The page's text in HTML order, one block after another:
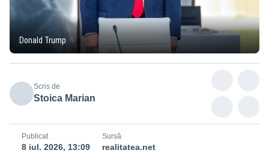
Donald Trump
Scris de
Stoica Marian
Publicat
8 iul. 2026, 13:09
Sursă
realitatea.net